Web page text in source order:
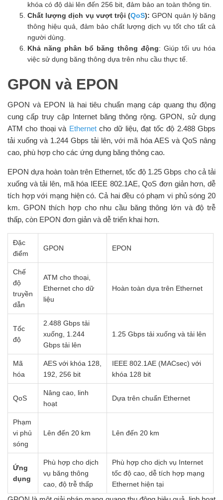
khóa có độ dài lên đến 256 bit, đảm bảo an toàn thông tin.
Chất lượng dịch vụ vượt trội (QoS): GPON quản lý băng
thông hiệu quả, đảm bảo chất lượng dịch vụ tốt cho tất cả
người dùng.
Khả năng phân bổ băng thông động: Giúp tối ưu hóa
việc sử dụng băng thông dựa trên nhu cầu thực tế.
GPON và EPON
GPON và EPON là hai tiêu chuẩn mạng cáp quang thụ động
cung cấp truy cập Internet băng thông rộng. GPON, sử dụng
ATM cho thoại và Ethernetcho dữ liệu, đạt tốc độ 2.488 Gbps
tải xuống và 1.244 Gbps tải lên, với mã hóa AES và QoS nâng
cao, phù hợp cho các ứng dụng băng thông cao.
EPON dựa hoàn toàn trên Ethernet, tốc độ 1.25 Gbps cho cả tải
xuống và tải lên, mã hóa IEEE 802.1AE, QoS đơn giản hơn, dễ
tích hợp với mạng hiện có. Cả hai đều có phạm vi phủ sóng 20
km. GPON thích hợp cho nhu cầu băng thông lớn và độ trễ
thấp, còn EPON đơn giản và dễ triển khai hơn.
Đặc
điểm
GPON EPON
Chế
độ
truyền
dẫn
ATM cho thoại,
Ethernet cho dữ
liệu
Hoàn toàn dựa trên Ethernet
Tốc
độ
2.488 Gbps tải
xuống, 1.244
Gbps tải lên
1.25 Gbps tải xuống và tải lên
Mã
hóa
AES với khóa 128,
192, 256 bit
IEEE 802.1AE (MACsec) với
khóa 128 bit
QoS
Nâng cao, linh
hoạt
Dựa trên chuẩn Ethernet
Phạm
vi phủ
sóng
Lên đến 20 km Lên đến 20 km
Ứng
dụng
Phù hợp cho dịch
vụ băng thông
cao, độ trễ thấp
Phù hợp cho dịch vụ Internet
tốc độ cao, dễ tích hợp mạng
Ethernet hiện tại